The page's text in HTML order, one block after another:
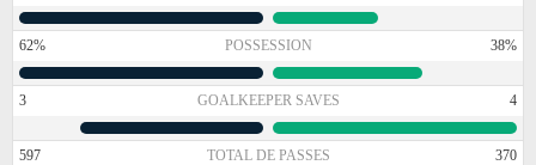
62% POSSESSION 38%
3 GOALKEEPER SAVES 4
597 TOTAL DE PASSES 370